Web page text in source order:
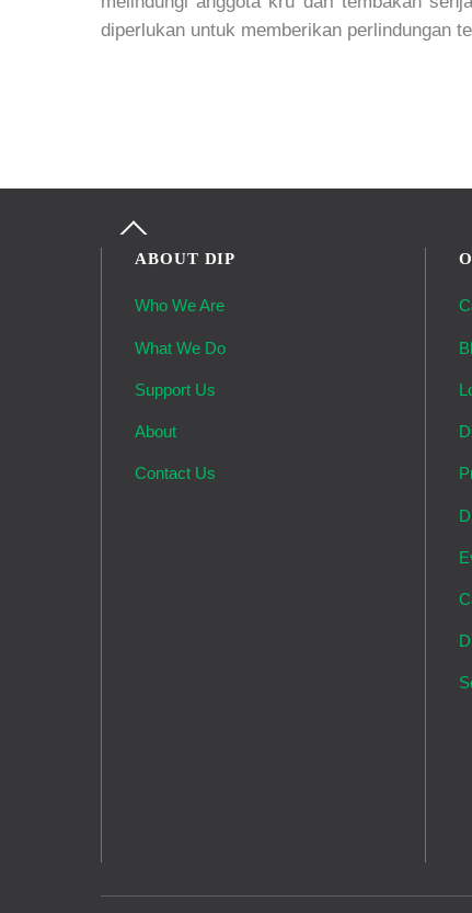
diperlukan untuk memberikan perlindungan
Back
Top
ABOUT DIP
Who We Are
What We Do
Support Us
About
Contact Us